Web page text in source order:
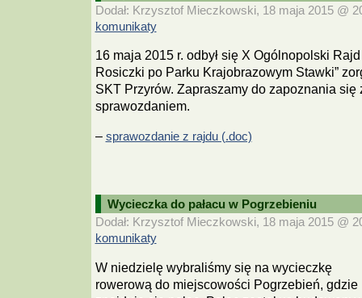
Dodał: Krzysztof Mieczkowski, 18 maja 2015 @
komunikaty
16 maja 2015 r. odbył się X Ogólnopolski
Rosiczki po Parku Krajobrazowym Stawki”
SKT Przyrów. Zapraszamy do zapoznania się
sprawozdaniem.
– sprawozdanie z rajdu (.doc)
Wycieczka do pałacu w Pogrzebieniu
Dodał: Krzysztof Mieczkowski, 18 maja 2015 @
komunikaty
W niedzielę wybraliśmy się na wycieczkę
rowerową do miejscowości Pogrzebień, gdzie